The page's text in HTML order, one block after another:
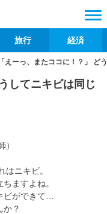
旅行 経済
「えーっ、またココに！？」 ど
してニキビは同じ
ニキビ。
ますよね。
ビができて…
か？